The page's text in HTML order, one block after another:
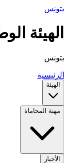
بتونس
الهيئة
بتونس
الرئيسية
الهيئة
مهنة المحاماة
الأخبار